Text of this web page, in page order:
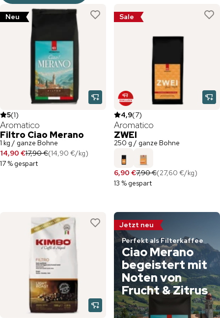
Neu
5(1)
Aromatico
Filtro Ciao Merano
1 kg / ganze Bohne
14,90 €17,90 €(14,90 €/kg)
17 % gespart
Sale
4,9(7)
Aromatico
ZWEI
250 g / ganze Bohne
6,90 €7,90 €(27,60 €/kg)
13 % gespart
Jetzt neu
Perfekt als Filterkaffee
Ciao Merano
begeistert mit
Noten von
Frucht & Zitrus